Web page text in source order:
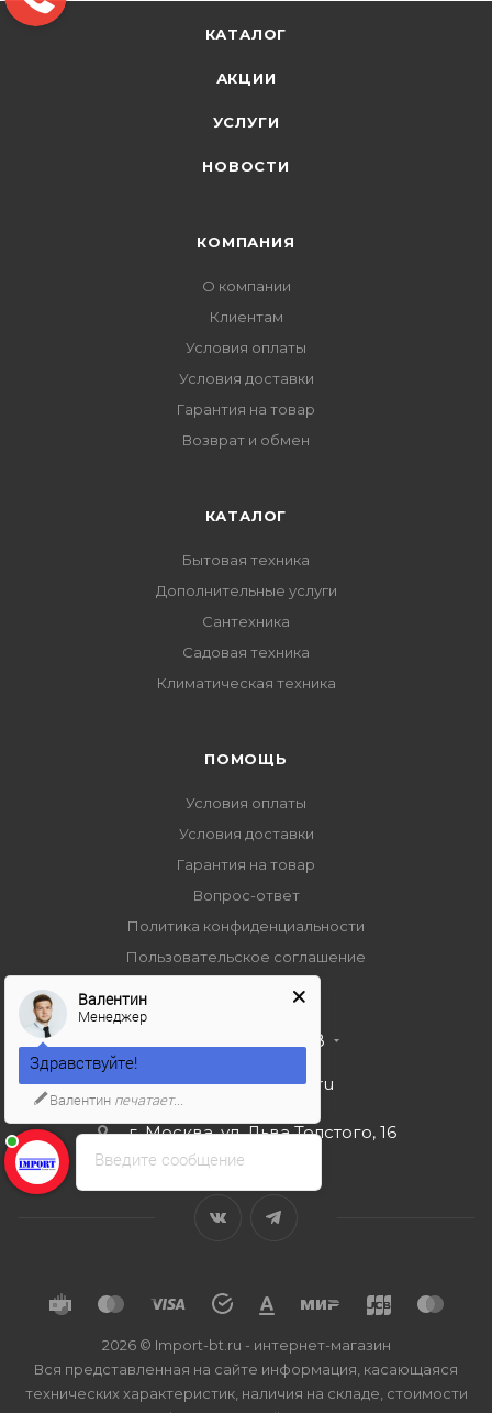
КАТАЛОГ
АКЦИИ
УСЛУГИ
НОВОСТИ
КОМПАНИЯ
О компании
Клиентам
Условия оплаты
Условия доставки
Гарантия на товар
Возврат и обмен
КАТАЛОГ
Бытовая техника
Дополнительные услуги
Сантехника
Садовая техника
Климатическая техника
ПОМОЩЬ
Условия оплаты
Условия доставки
Гарантия на товар
Вопрос-ответ
Политика конфиденциальности
Пользовательское соглашение
+7 495 989 53 38
import-bt@bk.ru
г. Москва, ул. Льва Толстого, 16
2026 © Import-bt.ru - интернет-магазин
Вся представленная на сайте информация, касающаяся
технических характеристик, наличия на складе, стоимости
Введите сообщение
Валентин
Менеджер
Здравствуйте!
Валентин печатает...